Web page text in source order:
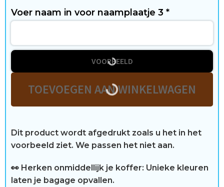
t
o
o
d
l
Voer naam in voor naamplaatje 3 *
VOORBEELD
TOEVOEGEN AAN WINKELWAGEN
Dit product wordt afgedrukt zoals u het in het
voorbeeld ziet. We passen het niet aan.
👀 Herken onmiddellijk je koffer: Unieke kleuren
laten je bagage opvallen.